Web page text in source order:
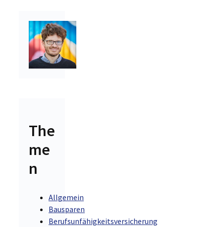
The
me
n
Allgemein
Bausparen
Berufsunfähigkeitsversicherung